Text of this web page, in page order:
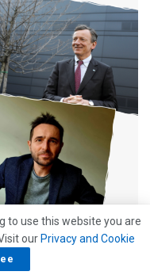
che spiega ciò che
to use this website you are
our Privacy and Cookie